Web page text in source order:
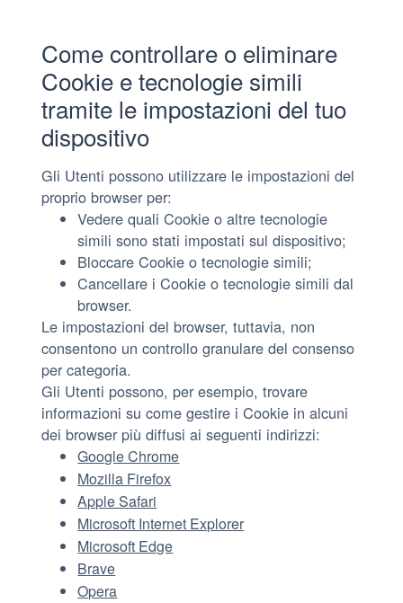
Come controllare o eliminare
Cookie e tecnologie simili
tramite le impostazioni del tuo
dispositivo
Gli Utenti possono utilizzare le impostazioni del
proprio browser per:
Vedere quali Cookie o altre tecnologie
simili sono stati impostati sul dispositivo;
Bloccare Cookie o tecnologie simili;
Cancellare i Cookie o tecnologie simili dal
browser.
Le impostazioni del browser, tuttavia, non
consentono un controllo granulare del consenso
per categoria.
Gli Utenti possono, per esempio, trovare
informazioni su come gestire i Cookie in alcuni
dei browser più diffusi ai seguenti indirizzi:
Google Chrome
Mozilla Firefox
Apple Safari
Microsoft Internet Explorer
Microsoft Edge
Brave
Opera